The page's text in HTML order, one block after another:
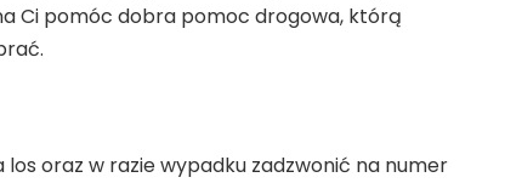
Ci pomóc dobra pomoc drogowa, którą
los oraz w razie wypadku zadzwonić na numer